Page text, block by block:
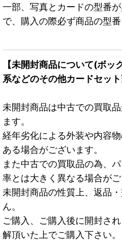
一部、写真とカードの型番
で、購入の際必ず商品の型番
【未開封商品について(ボッ
系などのその他カードセット
未開封商品は中古での買取
ます。
経年劣化による外装や内容
ある場合がございます。
また中古での買取品の為、
率とは大きく異なる場合がご
未開封商品の性質上、返品
ん。
ご購入、ご購入後に開封さ
解頂いた上でご購入下さい。